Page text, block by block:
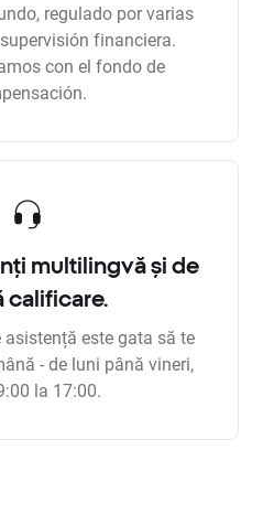
regulado por varias
financiera.
con el fondo de
multilingvă și de
calificare.
este gata să te
- de luni până vineri,
la 17:00.